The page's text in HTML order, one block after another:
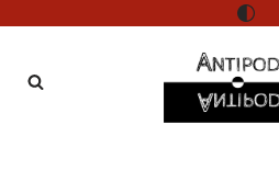
au